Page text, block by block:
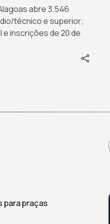
abre 3.546
técnico e superior;
e inscrições de 20 de
para praças